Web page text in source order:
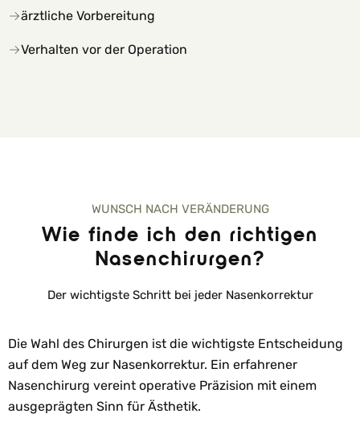
ärztliche Vorbereitung
Verhalten vor der Operation
WUNSCH NACH VERÄNDERUNG
Wie finde ich den richtigen
Nasenchirurgen?
Der wichtigste Schritt bei jeder Nasenkorrektur
Die Wahl des Chirurgen ist die wichtigste Entscheidung
auf dem Weg zur Nasenkorrektur. Ein erfahrener
Nasenchirurg vereint operative Präzision mit einem
ausgeprägten Sinn für Ästhetik.